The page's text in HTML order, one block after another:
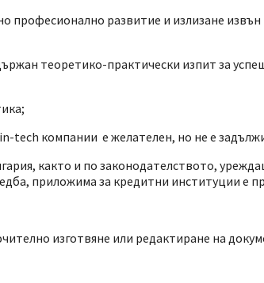
професионално развитие и излизане
теоретико-практически изпит за
tech компании е желателен, но не е
както и по законодателството,
приложима за кредитни институции е
изготвяне или редактиране на